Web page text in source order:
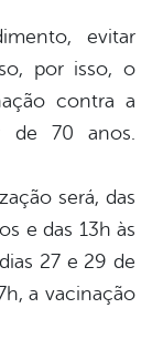
evitar
por isso, o
contra a
de 70 anos.
será, das
e das 13h às
27 e 29 de
a vacinação